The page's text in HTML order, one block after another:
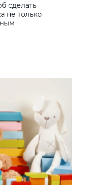
сделать
не только